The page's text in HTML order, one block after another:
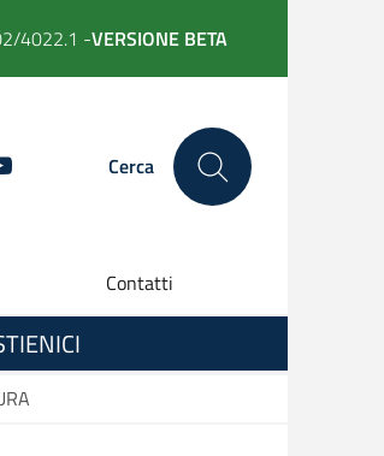
4022.1 -VERSIONE BETA
Cerca
Contatti